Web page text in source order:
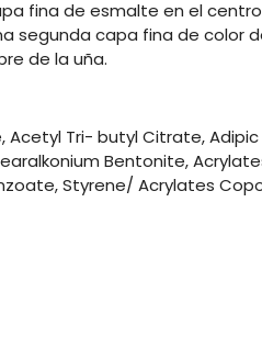
fina de esmalte en el
segunda capa fina de color
de la uña.
Acetyl Tri- butyl Citrate,
Bentonite,
Styrene/ Acrylates